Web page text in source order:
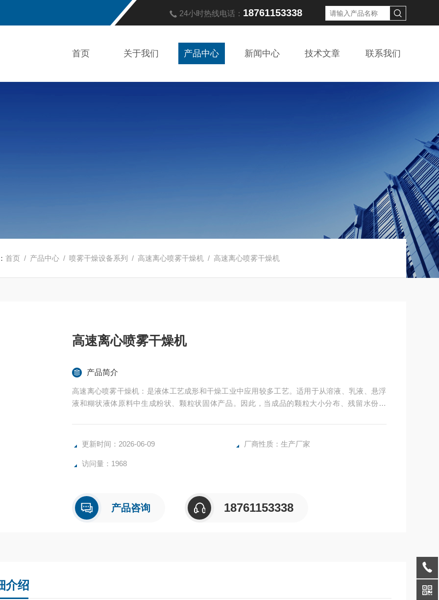
24小时热线电话： 18761153338
首页 关于我们 产品中心 新闻中心 技术文章 联系我们
首页 / 产品中心 /喷雾干燥设备系列 / 高速离心喷雾干燥机 / 高速离心喷雾干燥机
高速离心喷雾干燥机
产品简介
高速离心喷雾干燥机：是液体工艺成形和干燥工业中应用较多工艺。适用于从溶液、乳液、悬浮
液和糊状液体原料中生成粉状、颗粒状固体产品。因此，当成品的颗粒大小分布、残留水份含
更新时间：2026-06-09 厂商性质：生产厂家
访问量：1968
产品咨询 18761153338
介绍